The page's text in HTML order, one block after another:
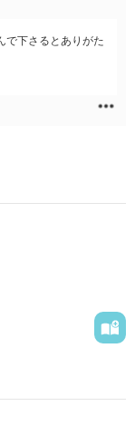
で下さるとありがた
公たちが繰り広